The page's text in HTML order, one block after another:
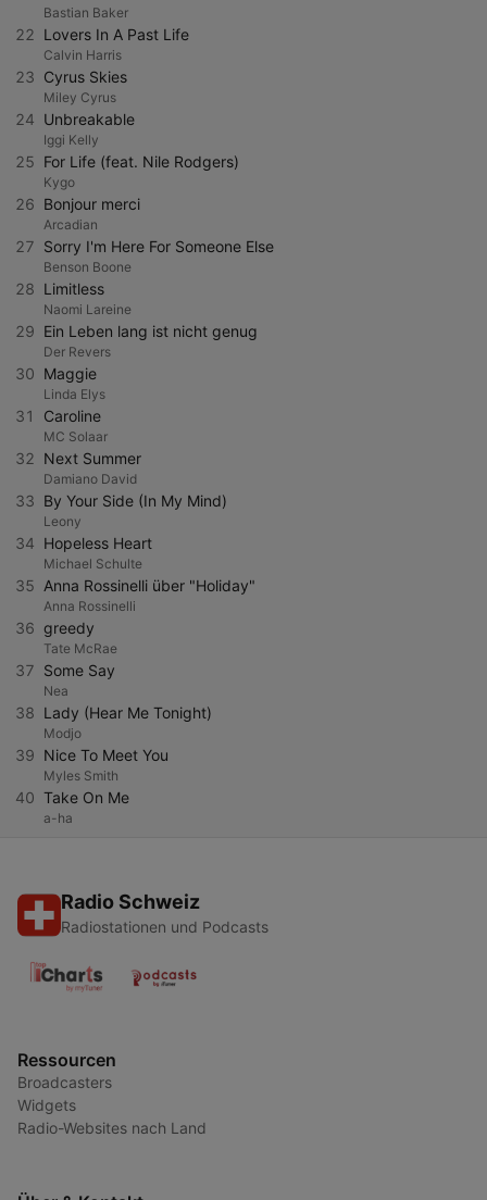
Bastian Baker
22 Lovers In A Past Life
Calvin Harris
23 Cyrus Skies
Miley Cyrus
24 Unbreakable
Iggi Kelly
25 For Life (feat. Nile Rodgers)
Kygo
26 Bonjour merci
Arcadian
27 Sorry I'm Here For Someone Else
Benson Boone
28 Limitless
Naomi Lareine
29 Ein Leben lang ist nicht genug
Der Revers
30 Maggie
Linda Elys
31 Caroline
MC Solaar
32 Next Summer
Damiano David
33 By Your Side (In My Mind)
Leony
34 Hopeless Heart
Michael Schulte
35 Anna Rossinelli über "Holiday"
Anna Rossinelli
36 greedy
Tate McRae
37 Some Say
Nea
38 Lady (Hear Me Tonight)
Modjo
39 Nice To Meet You
Myles Smith
40 Take On Me
a-ha
Radio Schweiz
Radiostationen und Podcasts
Ressourcen
Broadcasters
Widgets
Radio-Websites nach Land